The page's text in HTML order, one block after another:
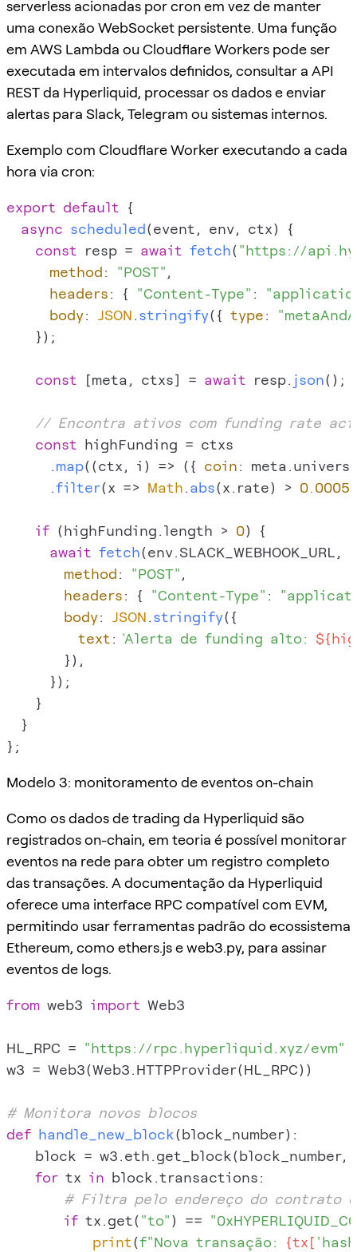
serverless acionadas por cron em vez de manter
uma conexão WebSocket persistente. Uma função
em AWS Lambda ou Cloudflare Workers pode ser
executada em intervalos definidos, consultar a API
REST da Hyperliquid, processar os dados e enviar
alertas para Slack, Telegram ou sistemas internos.
Exemplo com Cloudflare Worker executando a cada
hora via cron:
export default {
async scheduled(event, env, ctx) {
const resp = await fetch("https://
method: "POST",
headers: { "Content-Type" :
body: JSON.stringify({ type:
    });
const [meta, ctxs] = await resp. json();
// Encontra ativos com funding rate
const highFunding = ctxs
      .
map((ctx, i ) => ({ coin: meta.
      .
filter(x => Math.abs(x. rate) > 0.0005
if (highFunding.length > 0) {
await fetch(env.SLACK_WEBHOOK_URL, {
method: "POST",
headers: { "Content-Type" :
body: JSON.stringify({
text: `Alerta de funding alto:
        }),
      });
    }
  }
Modelo 3: monitoramento de eventos on-chain
Como os dados de trading da Hyperliquid são
registrados on-chain, em teoria é possível monitorar
eventos na rede para obter um registro completo
das transações. A documentação da Hyperliquid
oferece uma interface RPC compatível com EVM,
permitindo usar ferramentas padrão do ecossistema
Ethereum, como ethers.js e web3.py, para assinar
eventos de logs.
from web3 import Web3
HL_RPC = "https://rpc.hyperliquid.xyz/evm"
w3 = Web3(Web3.HTTPProvider(HL_RPC))
# Monitora novos blocos
def handle_new_block(block_number):
block = w3.eth.get_block(block_number,
for tx in block.transactions:
# Filtra pelo endereço do contrato
if tx.get("to") ==
print(f"Nova transação: {tx[